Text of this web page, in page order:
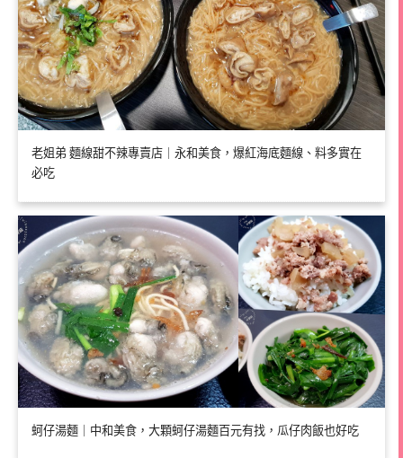
老姐弟 麵線甜不辣專賣店｜永和美食，爆紅海底麵線、料多實在
必吃
蚵仔湯麵｜中和美食，大顆蚵仔湯麵百元有找，瓜仔肉飯也好吃